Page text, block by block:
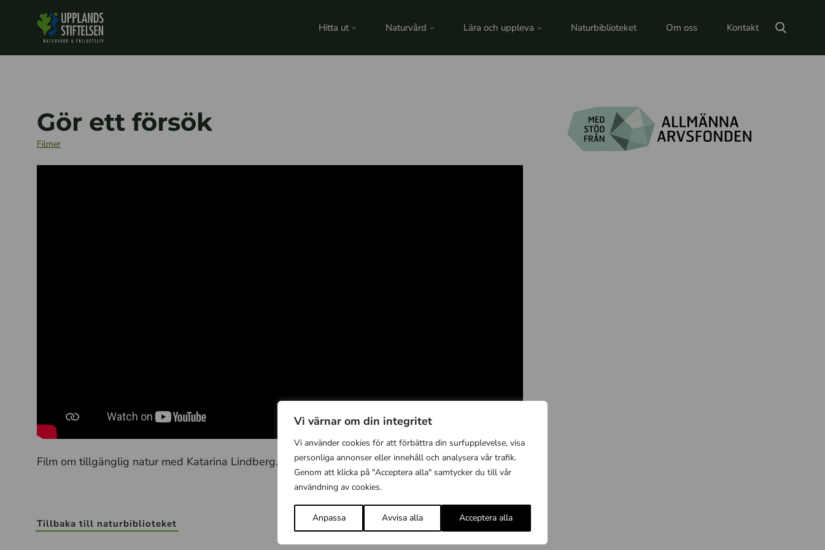
Vi värnar om din integritet
Vi använder cookies för att förbättra din surfupplevelse, visa
personliga annonser eller innehåll och analysera vår trafik.
Genom att klicka på "Acceptera alla" samtycker du till vår
användning av cookies.
Anpassa Avvisa alla Acceptera alla
Hitta ut Naturvård Lära och uppleva Naturbiblioteket Om oss Kontakt
Gör ett försök
Filmer
Film om tillgänglig natur med Katarina Lindberg.
Tillbaka till naturbiblioteket